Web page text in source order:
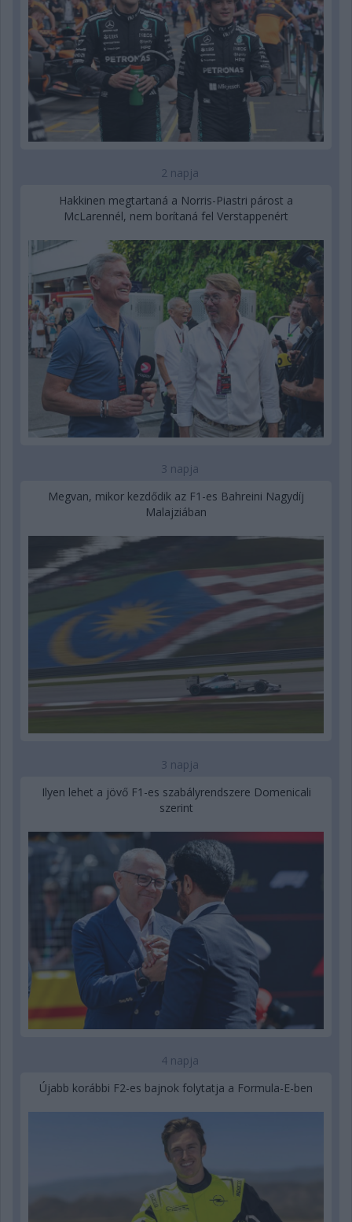
2 napja
Hakkinen megtartaná a Norris-Piastri párost a
McLarennél, nem borítaná fel Verstappenért
3 napja
Megvan, mikor kezdődik az F1-es Bahreini Nagydíj
Malajziában
3 napja
Ilyen lehet a jövő F1-es szabályrendszere Domenicali
szerint
4 napja
Újabb korábbi F2-es bajnok folytatja a Formula-E-ben